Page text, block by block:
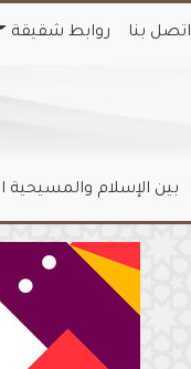
اتصل بنا روابط شقيقة
بين الإسلام والمسيحية